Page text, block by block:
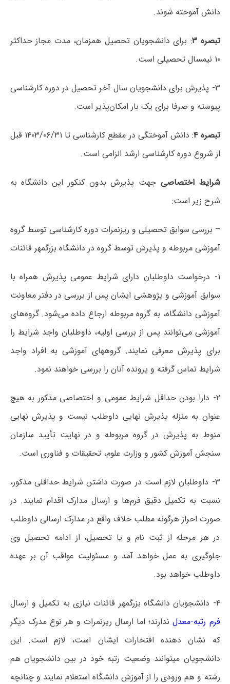
دانش آموخته شوند.
تبصره ۳ : برای دانشجویان تحصیل همزمان، مدت مجاز حداکثر
۱۰ نیمسال تحصیلی است.
۳- پذیرش برای دانشجویان سال آخر تحصیل در دوره کارشناسی
پیوسته و صرفا برای یک بار امکان‌پذیر است.
تبصره ۴
: دانش آموختگی در مقطع کارشناسی تا ۱۴۰۳/۰۶/۳۱ قبل
از شروع دوره کارشناسی ارشد الزامی است.
شرایط اختصاصی جهت پذیرش بدون کنکور این دانشگاه به
شرح زیر است:
– بررسی سوابق تحصیلی و ریزنمرات دوره کارشناسی توسط گروه
آموزشی مربوطه و پذیرش توسط گروه در دانشگاه بزرگمهر قائنات
۱- درخواست داوطلبان دارای شرایط عمومی پذیرش همراه با
سوابق آموزشی و پژوهشی ایشان پس از بررسی در دفتر معاونت
آموزشی دانشگاه، به گروه مربوطه ارجاع داده می‌شود. گروه‌های
آموزشی می‌توانند پس از بررسی اولیه، داوطلبان واجد شرایط را
برای پذیرش معرفی نمایند. گروههای آموزشی به افراد واجد
شرایط تماس گرفته و پرونده آنان را بررسی خواهند نمود.
۲- دارا بودن حداقل شرایط عمومی و اختصاصی مذکور به هیچ
عنوان به منزله پذیرش نهایی داوطلب نیست و پذیرش نهایی
منوط به پذیرش در گروه مربوطه و در نهایت تأیید سازمان
سنجش آموزش کشور و وزارت علوم، تحقیقات و فناوری است.
۳- داوطلبان لازم است در صورت داشتن شرایط حداقلی مذکور،
نسبت به تکمیل دقیق فرم‌ها و ارسال مدارک اقدام نمایند. در
صورت احراز هرگونه مطلب خلاف واقع در مدارک ارسالی داوطلب
در هر مرحله از ثبت نام و یا تحصیل، از ادامه تحصیل وی
جلوگیری به عمل خواهد آمد و مسئولیت عواقب آن بر عهده
داوطلب خواهد بود.
۴- دانشجویان دانشگاه بزرگمهر قائنات نیازی به تکمیل و ارسال
فرم رتبه-معدلندارند؛ اما ارسال ریزنمرات و هر نوع مدرک دیگر
که نشان دهنده افتخارات ایشان است، لازم است. این
دانشجویان میتوانند وضعیت رتبه خود در بین دانشجویان هم
رشته و هم ورودی را از آموزش دانشگاه استعلام نمایند و چنانچه